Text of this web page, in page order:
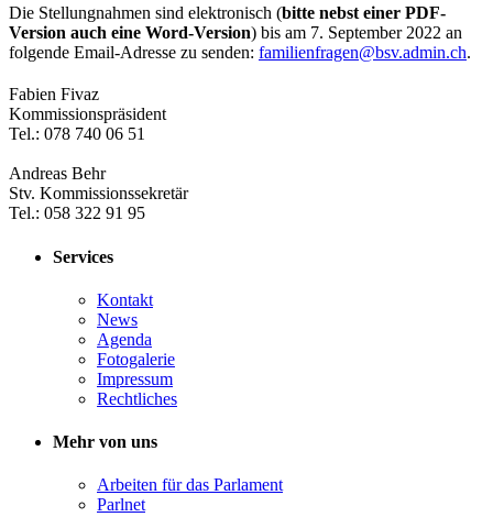
Die Stellungnahmen sind elektronisch (bitte nebst einer PDF-
Version auch eine Word-Version) bis am 7. September 2022 an
folgende Email-Adresse zu senden: familienfragen@bsv.admin.ch.
​Fabien Fivaz
Kommissionspräsident
Tel.: 078 740 06 51
Andreas Behr
Stv. Kommissionssekretär
Tel.: 058 322 91 95
Services
Kontakt
News
Agenda
Fotogalerie
Impressum
Rechtliches
Mehr von uns
Arbeiten für das Parlament
Parlnet